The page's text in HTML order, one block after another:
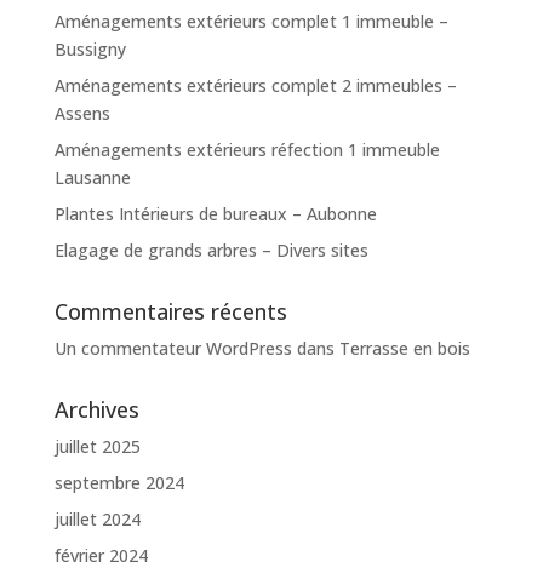
Aménagements extérieurs complet 1 immeuble –
Bussigny
Aménagements extérieurs complet 2 immeubles –
Assens
Aménagements extérieurs réfection 1 immeuble
Lausanne
Plantes Intérieurs de bureaux – Aubonne
Elagage de grands arbres – Divers sites
Commentaires récents
Un commentateur WordPress dans Terrasse en bois
Archives
juillet 2025
septembre 2024
juillet 2024
février 2024